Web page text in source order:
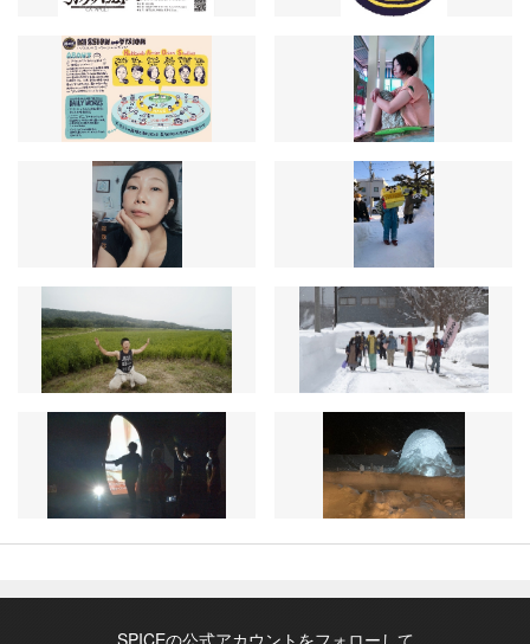
SPICEの公式アカウントをフォローして